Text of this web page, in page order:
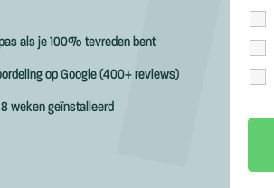
als je 100% tevreden bent
op Google (400+ reviews)
8 weken geïnstalleerd